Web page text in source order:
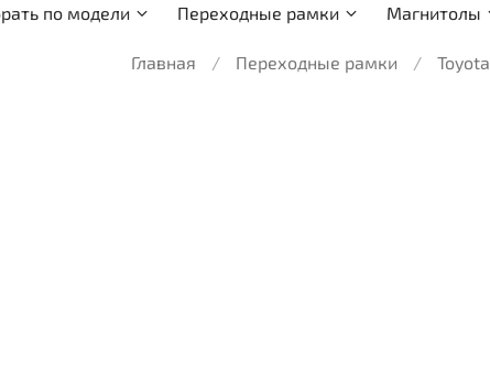
по модели Переходные рамки Магнитолы
Главная Переходные рамки Toyota